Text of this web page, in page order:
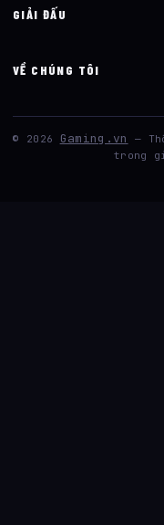
GIẢI ĐẤU
VỀ CHÚNG TÔI
© 2026 Gaming.vn
—
trong